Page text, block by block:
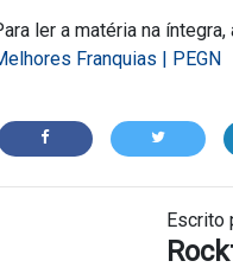
ler a matéria na
Franquias | PEGN
Escrito